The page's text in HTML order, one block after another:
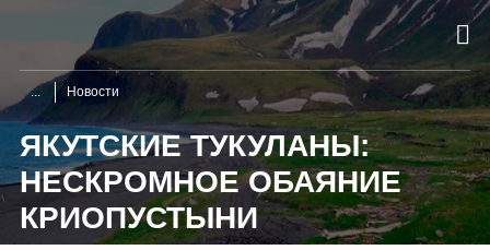
Новости
ЯКУТСКИЕ ТУКУЛАНЫ:
НЕСКРОМНОЕ ОБАЯНИЕ
КРИОПУСТЫНИ